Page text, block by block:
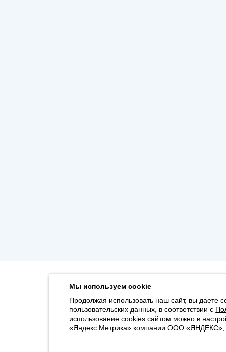
Мы используем cookie
Продолжая использовать наш сайт, вы даете
пользовательских данных, в соответствии с
использование cookies сайтом можно в
«Яндекс.Метрика» компании ООО «ЯНДЕКС»,